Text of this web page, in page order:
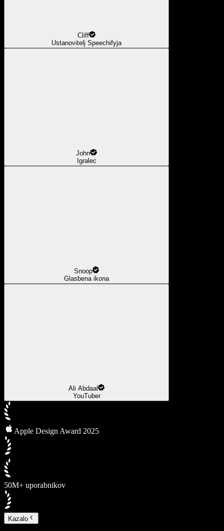
Cliff
Ustanovitelj Speechifyja
John
Igralec
Snoop
Glasbena ikona
Ali Abdaal
YouTuber
Apple Design Award 2025
50M+ uporabnikov
Kazalo